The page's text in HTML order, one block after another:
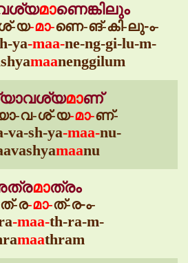
മാണെങ്കിലും
യ-മാ-ണെ-ങ്-കി-ലു-ം-
ya-maa-ne-ng-gi-lu-m-
maanenggilum
മാണ്
വ-ശ്-യ-മാ-ണ്-
va-sh-ya-maa-nu-
maanu
മാത്രം
ര-മാ-ത്-ര-ം-
-maa-th-ra-m-
maathram